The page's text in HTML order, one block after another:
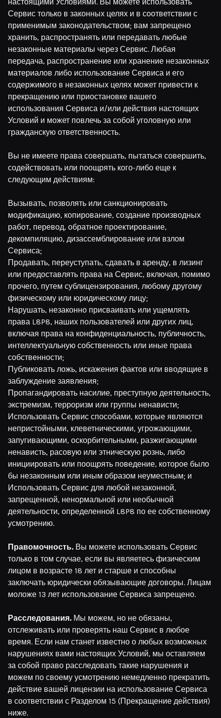
Сервис только в законных целях и в соответствии с
применимым законодательством; вам запрещено
хранить, распространять или передавать любые
незаконные материалы через Сервис. Любая
передача, распространение или хранение незаконных
материалов либо использование Сервиса и его
содержимого в незаконных целях может привести к
прекращению или приостановке вашего
использования Сервиса и/или действия настоящих
Условий и может повлечь за собой уголовную или
гражданскую ответственность.
Вы не имеете права совершать, пытаться совершить,
содействовать или поощрять кого-либо еще к
следующим действиям:
Вызывать, позволять или санкционировать
модификацию, копирование, создание производных
работ, перевод, обратное проектирование,
декомпиляцию, дизассемблирование или взлом
Сервиса;
Продавать, переуступать, сдавать в аренду, в лизинг
или предоставлять права на Сервис, включая, помимо
прочего, путем сублицензирования, любому другому
физическому или юридическому лицу;
Нарушать, незаконно присваивать или ущемлять
права L8P8, наших пользователей или других лиц,
включая права на конфиденциальность, публичность,
интеллектуальную собственность или иные права
собственности;
Публиковать ложь, искажения фактов или вводящие в
заблуждение заявления;
Пропагандировать насилие, преступную деятельность,
экстремизм, терроризм или группы ненависти;
Использовать Сервис способами, которые являются
непристойными, клеветническими, угрожающими,
запугивающими, оскорбительными, разжигающими
ненависть, расовую или этническую рознь, либо
инициировать или поощрять поведение, которое было
бы незаконным или иным образом неуместным; и
Использовать Сервис для любой незаконной,
запрещенной, ненормальной или необычной
деятельности, определенной L8P8 по ее собственному
усмотрению.
Правомочность. Вы можете использовать Сервис
только в том случае, если вы являетесь физическим
лицом в возрасте 18 лет и старше и способны
заключать юридически обязывающие договоры. Лицам
моложе 13 лет использование Сервиса запрещено.
Расследования. Мы можем, но не обязаны,
отслеживать или проверять наш Сервис в любое
время. Если нам станет известно о любых возможных
нарушениях вами настоящих Условий, мы оставляем
за собой право расследовать такие нарушения и
можем по своему усмотрению немедленно прекратить
действие вашей лицензии на использование Сервиса
в соответствии с Разделом 15 (Прекращение действия)
ниже.